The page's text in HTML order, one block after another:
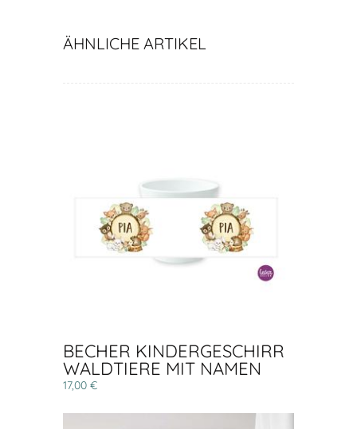
ÄHNLICHE ARTIKEL
BECHER KINDERGESCHIRR
WALDTIERE MIT NAMEN
17,00 €